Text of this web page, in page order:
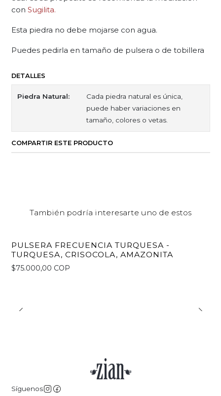
con Sugilita.
Esta piedra no debe mojarse con agua.
Puedes pedirla en tamaño de pulsera o de tobillera
DETALLES
Piedra Natural:
Cada piedra natural es única,
puede haber variaciones en
tamaño, colores o vetas.
COMPARTIR ESTE PRODUCTO
También podría interesarte uno de estos
PULSERA FRECUENCIA TURQUESA -
TURQUESA, CRISOCOLA, AMAZONITA
$75.000,00 COP
Síguenos